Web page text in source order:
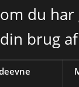
du
brug